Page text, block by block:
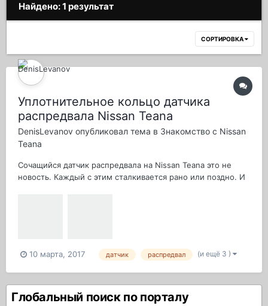
Найдено: 1 результат
СОРТИРОВКА
Уплотнительное кольцо датчика
распредвала Nissan Teana
DenisLevanov опубликовал тема в Знакомство с Nissan
Teana
Сочащийся датчик распредвала на Nissan Teana это не
новость. Каждый с этим сталкивается рано или поздно. И
10 марта, 2017 датчик распредвал (и ещё 3 )
Глобальный поиск по порталу